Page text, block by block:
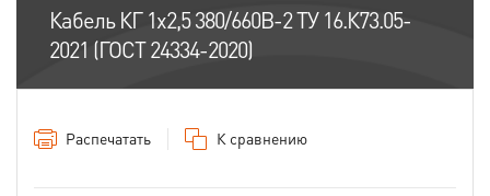
Кабель КГ 1х2,5 380/660В-2 ТУ 16.К73.05-
2021 (ГОСТ 24334-2020)
Распечатать К сравнению